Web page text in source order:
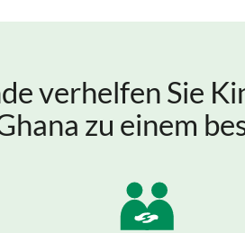
verhelfen Sie
zu einem